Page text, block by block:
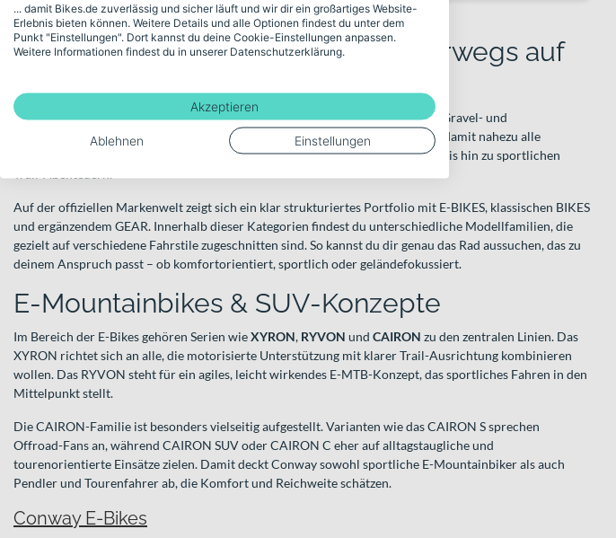
Bikes von Conway – vielseitig unterwegs auf
jedem Terrain
Bikes von Conway stehen für eine breite Auswahl an E-Bikes, Mountainbikes, Gravel- und
Trekkingrädern sowie Modellen für Kinder und Jugendliche. Die Marke deckt damit nahezu alle
Einsatzbereiche ab – vom täglichen Weg zur Arbeit über ausgedehnte Touren bis hin zu sportlichen
Auf der offiziellen Markenwelt zeigt sich ein klar strukturiertes Portfolio mit E-BIKES, klassischen BIKES
und ergänzendem GEAR. Innerhalb dieser Kategorien findest du unterschiedliche Modellfamilien, die
gezielt auf verschiedene Fahrstile zugeschnitten sind. So kannst du dir genau das Rad aussuchen, das zu
deinem Anspruch passt – ob komfortorientiert, sportlich oder geländefokussiert.
E‑Mountainbikes & SUV‑Konzepte
Im Bereich der E-Bikes gehören Serien wieXYRON, RYVON und CAIRON zu den zentralen Linien. Das
XYRON richtet sich an alle, die motorisierte Unterstützung mit klarer Trail-Ausrichtung kombinieren
wollen. Das RYVON steht für ein agiles, leicht wirkendes E-MTB-Konzept, das sportliches Fahren in den
Mittelpunkt stellt.
Die CAIRON-Familie ist besonders vielseitig aufgestellt. Varianten wie das CAIRON S sprechen
Offroad-Fans an, während CAIRON SUV oder CAIRON C eher auf alltagstaugliche und
tourenorientierte Einsätze zielen. Damit deckt Conway sowohl sportliche E-Mountainbiker als auch
Pendler und Tourenfahrer ab, die Komfort und Reichweite schätzen.
Conway E-Bikes
... damit Bikes.de zuverlässig und sicher läuft und wir dir ein großartiges Website-
Erlebnis bieten können. Weitere Details und alle Optionen findest du unter dem
Punkt "Einstellungen". Dort kannst du deine Cookie-Einstellungen anpassen.
Weitere Informationen findest du in unserer Datenschutzerklärung.
Akzeptieren
Ablehnen Einstellungen